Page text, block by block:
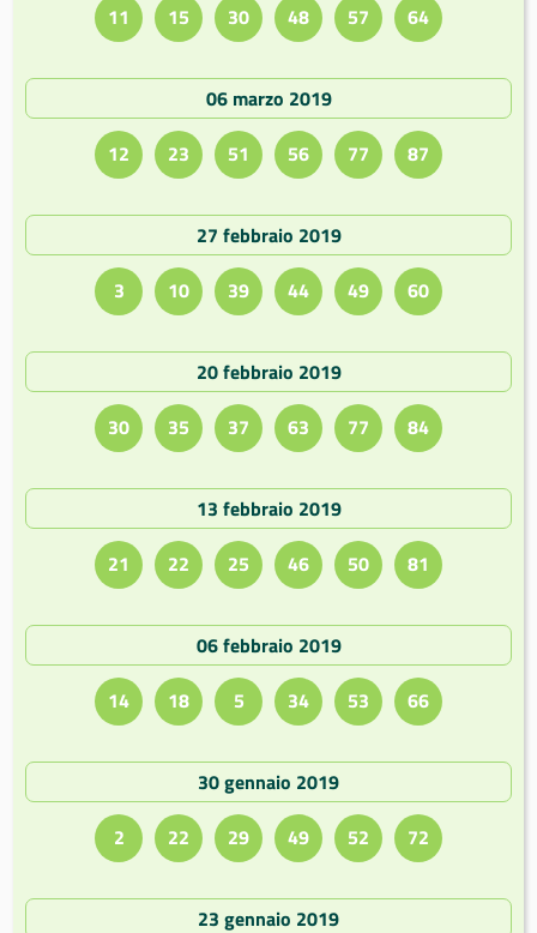
11
15 30 48 57 64
06 marzo 2019
12
23 51 56 77 87
27 febbraio 2019
3
10 39 44 49 60
20 febbraio 2019
30
35 37 63 77 84
13 febbraio 2019
21
22 25 46 50 81
06 febbraio 2019
14
18 5 34 53 66
30 gennaio 2019
2
22 29 49 52 72
23 gennaio 2019